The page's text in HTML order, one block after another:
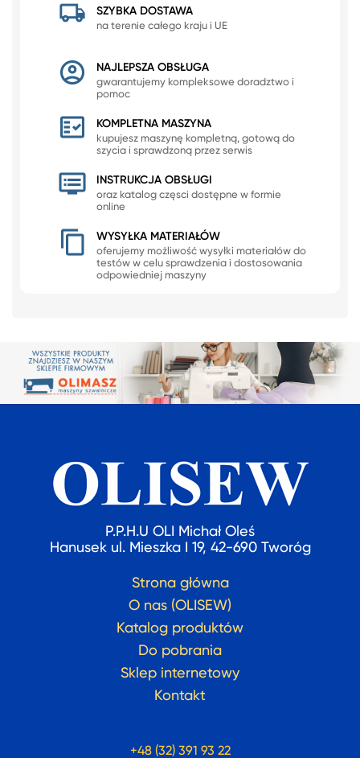
SZYBKA DOSTAWA
na terenie całego kraju i UE
NAJLEPSZA OBSŁUGA
gwarantujemy kompleksowe doradztwo i
pomoc
KOMPLETNA MASZYNA
kupujesz maszynę kompletną, gotową do
szycia i sprawdzoną przez serwis
INSTRUKCJA OBSŁUGI
oraz katalog częsci dostępne w formie
online
WYSYŁKA MATERIAŁÓW
oferujemy możliwość wysyłki materiałów do
testów w celu sprawdzenia i dostosowania
odpowiedniej maszyny
P.P.H.U OLI Michał Oleś
Hanusek ul. Mieszka I 19, 42-690 Tworóg
Strona główna
O nas (OLISEW)
Katalog produktów
Do pobrania
Sklep internetowy
Kontakt
+48 (32) 391 93 22